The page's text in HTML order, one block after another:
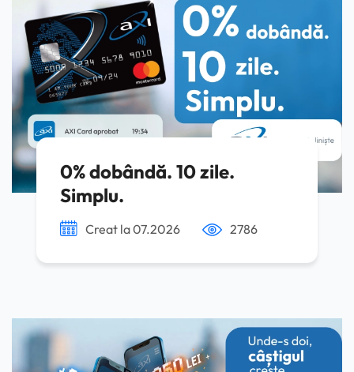
0% dobândă. 10 zile.
Simplu.
Creat la 07.2026 2786